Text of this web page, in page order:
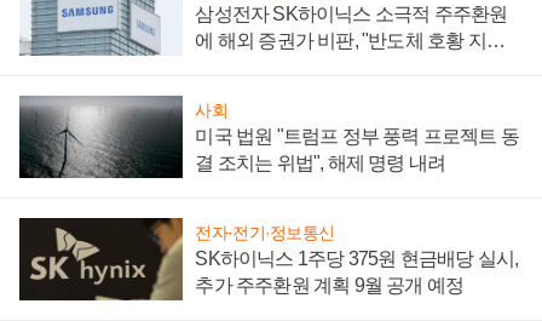
삼성전자 SK하이닉스 소극적 주주환원
에 해외 증권가 비판, "반도체 호황 지속
사회
미국 법원 "트럼프 정부 풍력 프로젝트 동
결 조치는 위법", 해제 명령 내려
전자·전기·정보통신
SK하이닉스 1주당 375원 현금배당 실시,
추가 주주환원 계획 9월 공개 예정